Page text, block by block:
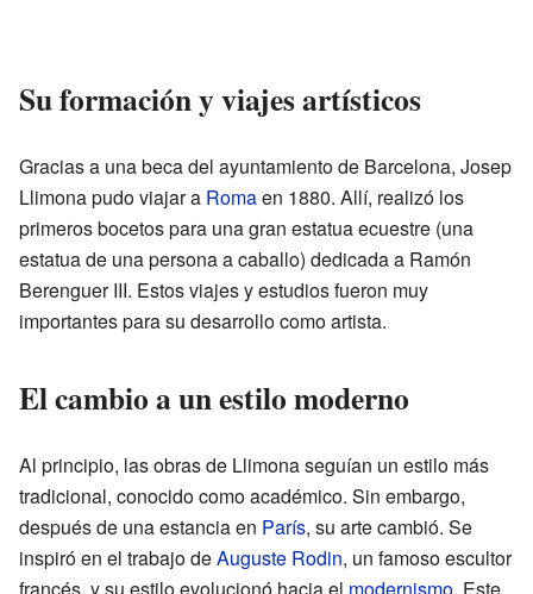
Su formación y viajes artísticos
Gracias a una beca del ayuntamiento de Barcelona, Josep
Llimona pudo viajar a Romaen 1880. Allí, realizó los
primeros bocetos para una gran estatua ecuestre (una
estatua de una persona a caballo) dedicada a Ramón
Berenguer III. Estos viajes y estudios fueron muy
importantes para su desarrollo como artista.
El cambio a un estilo moderno
Al principio, las obras de Llimona seguían un estilo más
tradicional, conocido como académico. Sin embargo,
después de una estancia en París, su arte cambió. Se
inspiró en el trabajo deAuguste Rodin, un famoso escultor
francés, y su estilo evolucionó hacia el modernismo. Este